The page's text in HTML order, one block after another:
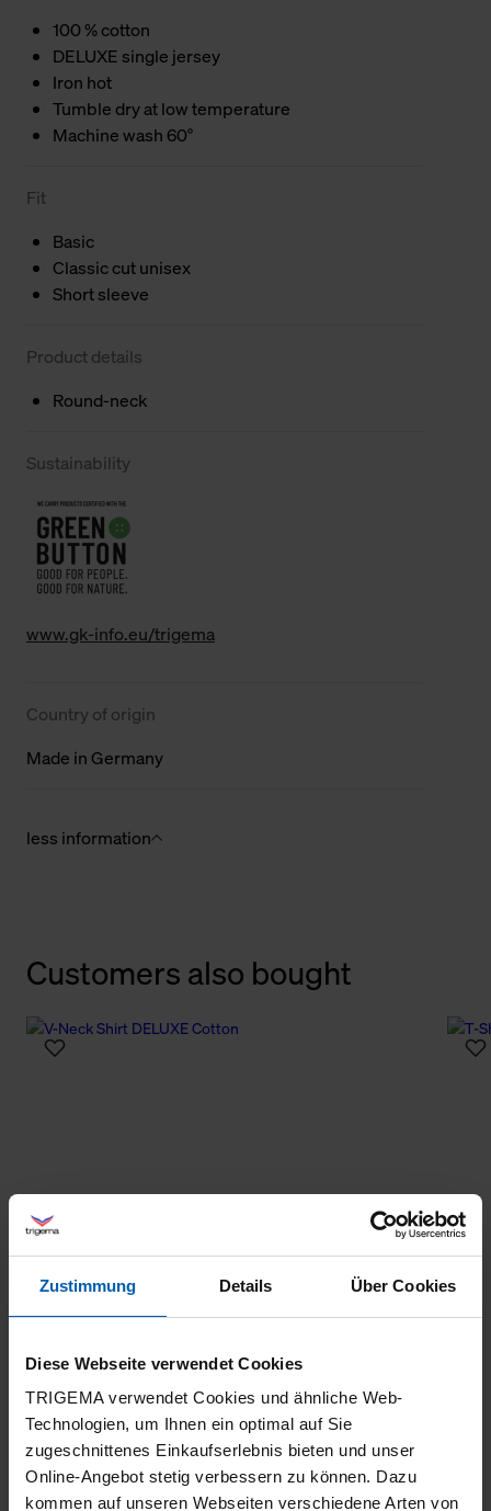
Zustimmung Details Über Cookies
Diese Webseite verwendet Cookies
TRIGEMA verwendet Cookies und ähnliche Web-
Technologien, um Ihnen ein optimal auf Sie
zugeschnittenes Einkaufserlebnis bieten und unser
Online-Angebot stetig verbessern zu können. Dazu
kommen auf unseren Webseiten verschiedene Arten von
100 % cotton
DELUXE single jersey
Iron hot
Tumble dry at low temperature
Machine wash 60°
Fit
Basic
Classic cut unisex
Short sleeve
Product details
Round-neck
Sustainability
www.gk-info.eu/trigema
Country of origin
Made in Germany
less information
Customers also bought